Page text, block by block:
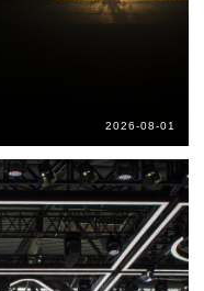
2026-08-01